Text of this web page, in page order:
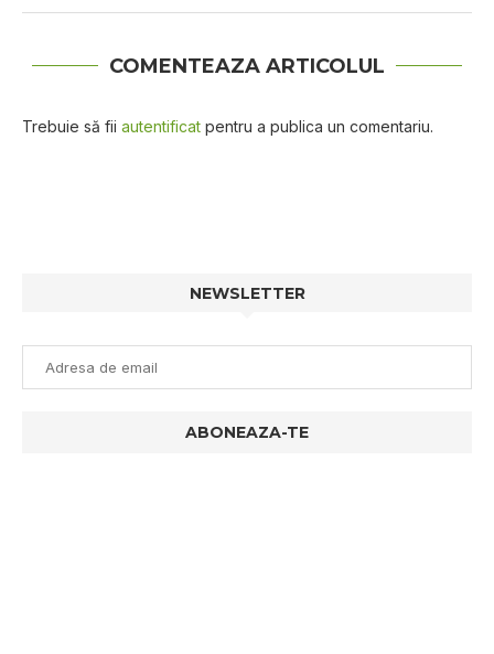
COMENTEAZA ARTICOLUL
Trebuie să fii autentificat pentru a publica un comentariu.
NEWSLETTER